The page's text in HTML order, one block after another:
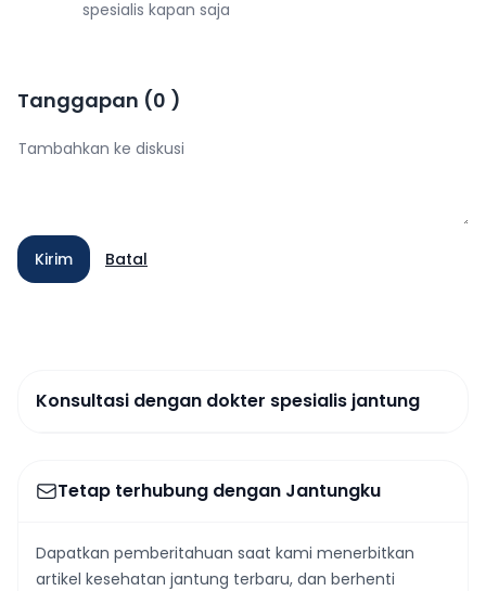
spesialis kapan saja
Tanggapan (0 )
Kirim Batal
Konsultasi dengan dokter spesialis jantung
Tetap terhubung dengan Jantungku
Dapatkan pemberitahuan saat kami menerbitkan
artikel kesehatan jantung terbaru, dan berhenti